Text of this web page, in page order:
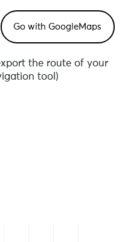
the route of your
tool)